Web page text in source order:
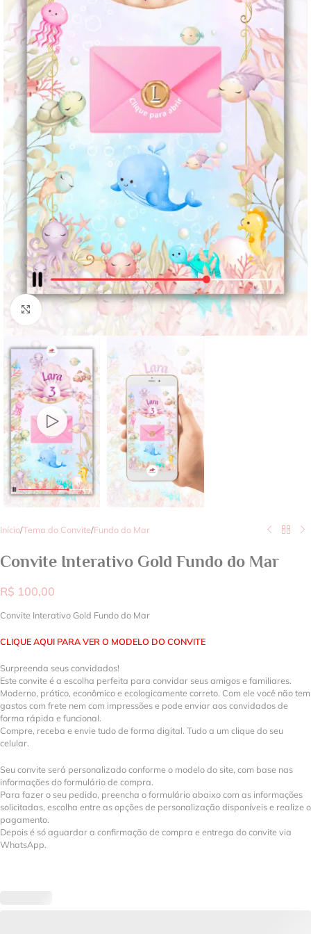
Clique para ampliar
Início/Tema do Convite/Fundo do Mar
Convite Interativo Gold Fundo do Mar
R$ 100,00
Convite Interativo Gold Fundo do Mar
CLIQUE AQUI PARA VER O MODELO DO CONVITE
Surpreenda seus convidados!
Este convite é a escolha perfeita para convidar seus amigos e familiares.
Moderno, prático, econômico e ecologicamente correto. Com ele você não tem
gastos com frete nem com impressões e pode enviar aos convidados de
forma rápida e funcional.
Compre, receba e envie tudo de forma digital. Tudo a um clique do seu
celular.
Seu convite será personalizado conforme o modelo do site, com base nas
informações do formulário de compra.
Para fazer o seu pedido, preencha o formulário abaixo com as informações
solicitadas, escolha entre as opções de personalização disponíveis e realize o
pagamento.
Depois é só aguardar a confirmação de compra e entrega do convite via
WhatsApp.